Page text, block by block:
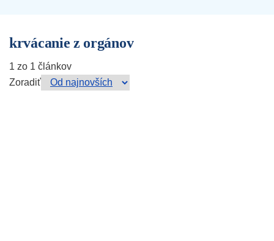
krvácanie z orgánov
1 zo 1 článkov
Zoradiť